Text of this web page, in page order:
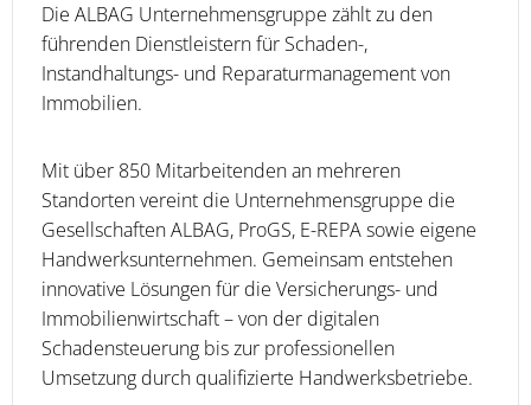
Die ALBAG Unternehmensgruppe zählt zu den
führenden Dienstleistern für Schaden-,
Instandhaltungs- und Reparaturmanagement von
Immobilien.
Mit über 850 Mitarbeitenden an mehreren
Standorten vereint die Unternehmensgruppe die
Gesellschaften ALBAG, ProGS, E-REPA sowie eigene
Handwerksunternehmen. Gemeinsam entstehen
innovative Lösungen für die Versicherungs- und
Immobilienwirtschaft – von der digitalen
Schadensteuerung bis zur professionellen
Umsetzung durch qualifizierte Handwerksbetriebe.